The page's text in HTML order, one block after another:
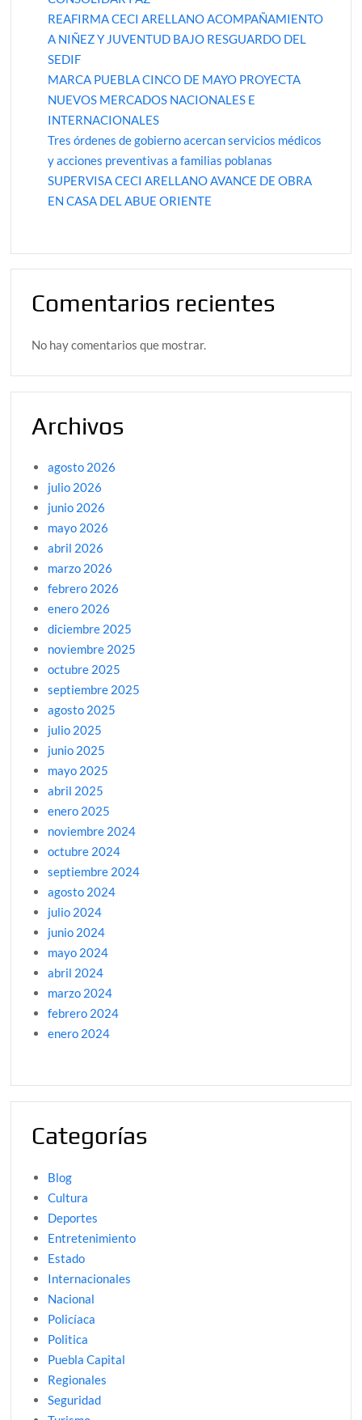
REAFIRMA CECI ARELLANO ACOMPAÑAMIENTO
A NIÑEZ Y JUVENTUD BAJO RESGUARDO DEL
SEDIF
MARCA PUEBLA CINCO DE MAYO PROYECTA
NUEVOS MERCADOS NACIONALES E
INTERNACIONALES
Tres órdenes de gobierno acercan servicios médicos
y acciones preventivas a familias poblanas
SUPERVISA CECI ARELLANO AVANCE DE OBRA
EN CASA DEL ABUE ORIENTE
Comentarios recientes
No hay comentarios que mostrar.
Archivos
agosto 2026
julio 2026
junio 2026
mayo 2026
abril 2026
marzo 2026
febrero 2026
enero 2026
diciembre 2025
noviembre 2025
octubre 2025
septiembre 2025
agosto 2025
julio 2025
junio 2025
mayo 2025
abril 2025
enero 2025
noviembre 2024
octubre 2024
septiembre 2024
agosto 2024
julio 2024
junio 2024
mayo 2024
abril 2024
marzo 2024
febrero 2024
enero 2024
Categorías
Blog
Cultura
Deportes
Entretenimiento
Estado
Internacionales
Nacional
Policíaca
Politica
Puebla Capital
Regionales
Seguridad